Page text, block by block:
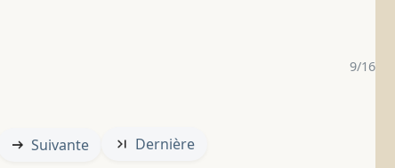
9/16
Suivante Dernière